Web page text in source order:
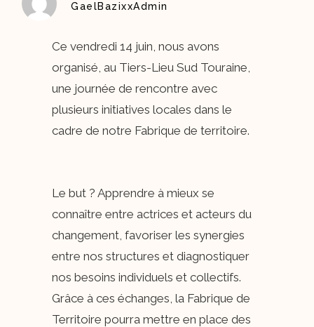
GaelBazixxAdmin
Ce vendredi 14 juin, nous avons
organisé, au Tiers-Lieu Sud Touraine,
une journée de rencontre avec
plusieurs initiatives locales dans le
cadre de notre Fabrique de territoire.
Le but ? Apprendre à mieux se
connaître entre actrices et acteurs du
changement, favoriser les synergies
entre nos structures et diagnostiquer
nos besoins individuels et collectifs.
Grâce à ces échanges, la Fabrique de
Territoire pourra mettre en place des